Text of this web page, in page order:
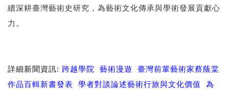
續深耕臺灣藝術史研究，為藝術文化傳承與學術發展貢獻心
力。
詳細新聞資訊: 跨越學院 藝術漫遊 臺灣前輩藝術家蔡蔭棠
作品百輯新書發表 學者對談論述藝術行旅與文化價值 為